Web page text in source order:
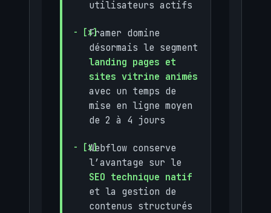
utilisateurs actifs
Framer domine
désormais le segment
landing pages et
sites vitrine animés
avec un temps de
mise en ligne moyen
de 2 à 4 jours
Webflow conserve
l’avantage sur le
SEO technique natif
et la gestion de
contenus structurés